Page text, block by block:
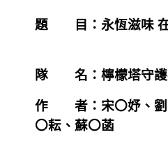
題 目： 永恆滋味
隊 名：檸檬塔守
作 者： 宋〇妤、
〇耘、蘇〇菡